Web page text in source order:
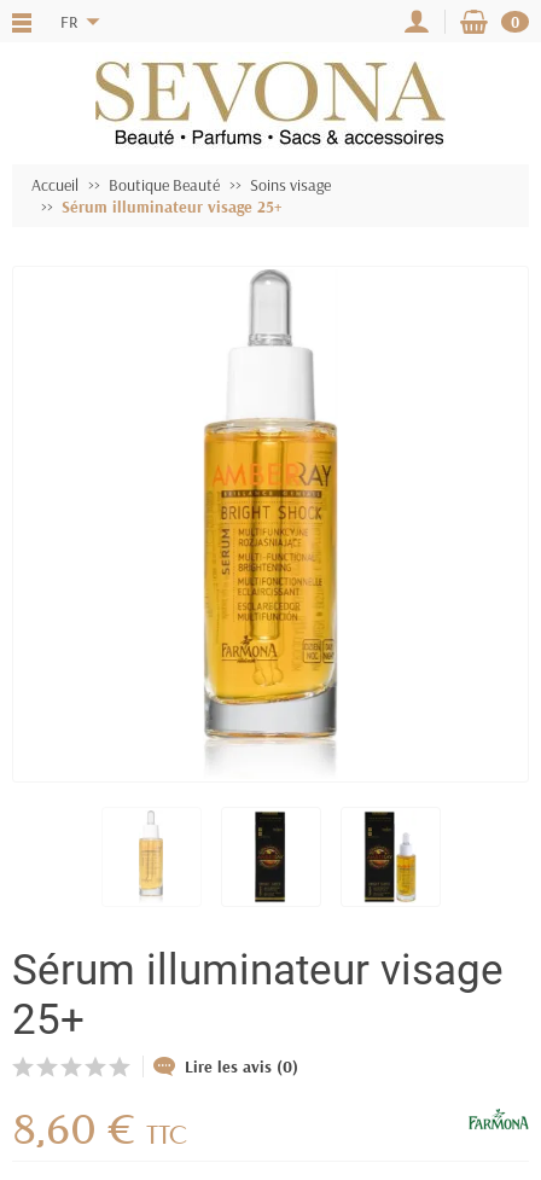
FR 0
Accueil Boutique Beauté
Soins visage
Sérum illuminateur visage 25+
Sérum illuminateur visage
25+
Lire les avis (0)
8,60 € TTC